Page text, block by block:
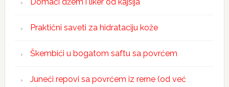
Praktični saveti za hidrataciju kože
Škembići u bogatom saftu sa povrćem
Juneći repovi sa povrćem iz rerne (od već